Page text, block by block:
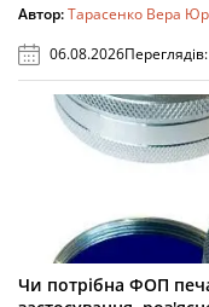
Автор:Тарасенко Вера
06.08.2026Переглядів:
Чи потрібна ФОП